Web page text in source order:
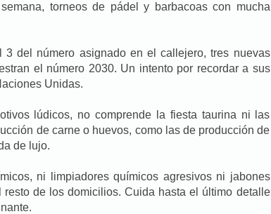
torneos de pádel y barbacoas con mucha
del número asignado en el callejero, tres nuevas
el número 2030. Un intento por recordar a sus
Unidas.
lúdicos, no comprende la fiesta taurina ni las
de carne o huevos, como las de producción de
de lujo.
ni limpiadores químicos agresivos ni jabones
de los domicilios. Cuida hasta el último detalle